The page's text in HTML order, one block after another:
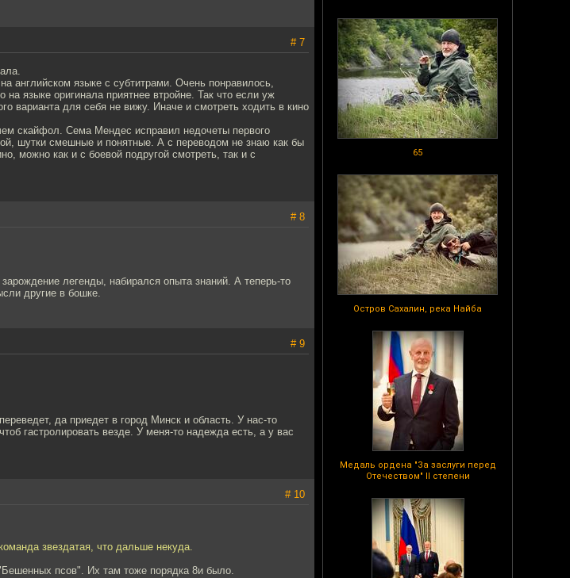
65
Остров Сахалин, река Найба
Медаль ордена "За заслуги перед
Отечеством" II степени
# 7
английском языке с субтитрами. Очень понравилось,
языке оригинала приятнее втройне. Так что если уж
варианта для себя не вижу. Иначе и смотреть ходить в кино
скайфол. Сема Мендес исправил недочеты первого
шутки смешные и понятные. А с переводом не знаю как бы
можно как и с боевой подругой смотреть, так и с
# 8
легенды, набирался опыта знаний. А теперь-то
другие в бошке.
# 9
да приедет в город Минск и область. У нас-то
гастролировать везде. У меня-то надежда есть, а у вас
# 10
звездатая, что дальше некуда.
псов". Их там тоже порядка 8и было.